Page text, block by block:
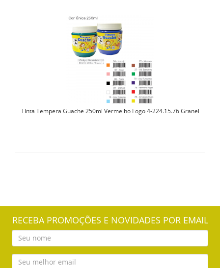
Tinta Tempera Guache 250ml Vermelho Fogo 4-224.15.76 Granel
RECEBA PROMOÇÕES E NOVIDADES POR EMAIL